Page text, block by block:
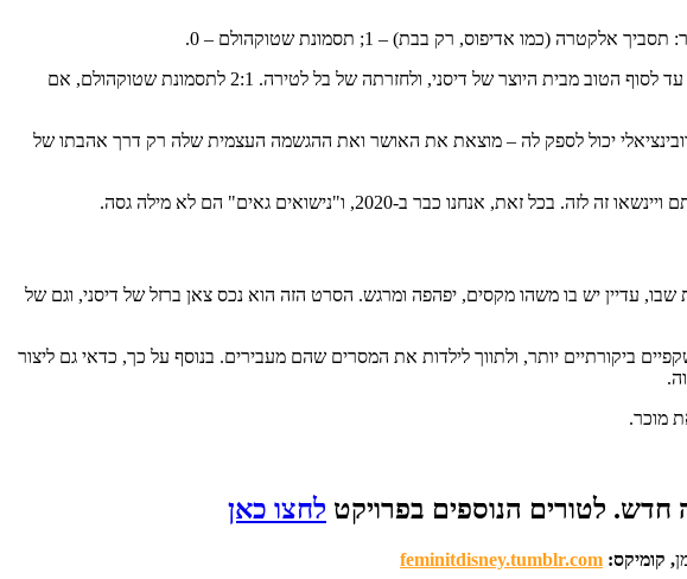
אדיפוס, רק בבת) – 1; תסמונת שטוקהולם – 0.
למזלנו, הסיפור לא נגמר באהבה ה"אלקטראית" של נערה לאביה, והעלילה רוויה בטוויסטים עם ליווי מוזיקלי שמעצים את המתח, עד לסוף הטוב מבית היוצר של דיסני, ולחזרתה של בל לטירה. 2:1 לתסמונת שטוקהולם, אם
יכול לספק לה – מוצאת את האושר ואת ההגשמה העצמית שלה רק דרך אהבתו של
כבר ב-2020, ו"נישואים גאים" הם לא מילה גסה.
עדיין יש בו משהו מקסים, יפהפה ומרגש. הסרט הזה הוא נכס צאן ברזל של דיסני, וגם של
ביקורתיים יותר, ולתווך לילדות את המסרים שהם מעבירים. בנוסף על כך, כדאי גם ליצור
מוכר.
לטורים הנוספים בפרויקט לחצו כאן
, קומיקס: feminitdisney.tumblr.com